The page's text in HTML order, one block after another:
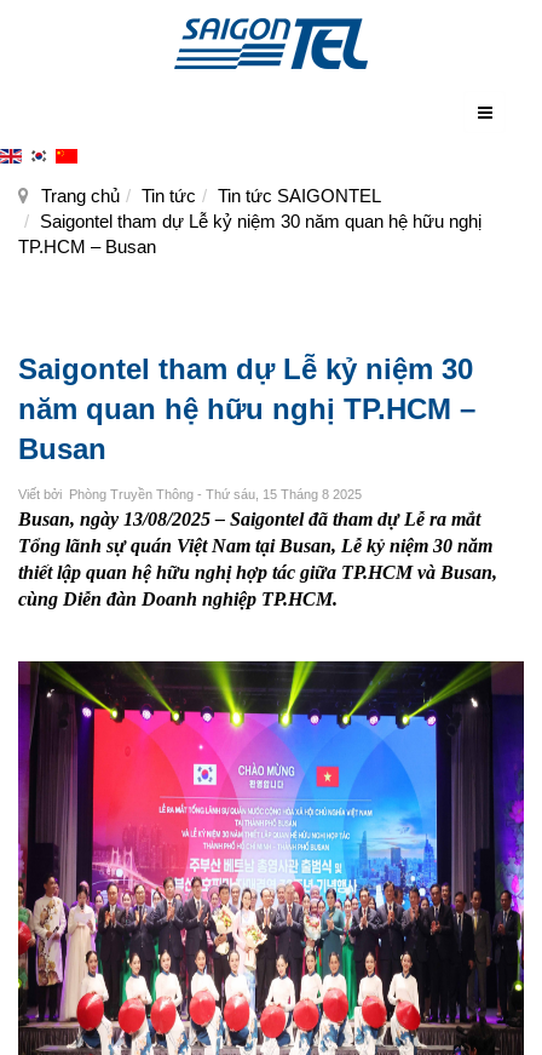
Trang chủ Tin tức
Tin tức SAIGONTEL
Saigontel tham dự Lễ kỷ niệm 30 năm quan hệ hữu nghị
TP.HCM – Busan
Saigontel tham dự Lễ kỷ niệm 30
năm quan hệ hữu nghị TP.HCM –
Busan
Viết bởi Phòng Truyền Thông - Thứ sáu, 15 Tháng 8 2025
Busan, ngày 13/08/2025 – Saigontel đã tham dự Lễ ra mắt
Tổng lãnh sự quán Việt Nam tại Busan, Lễ kỷ niệm 30 năm
thiết lập quan hệ hữu nghị hợp tác giữa TP.HCM và Busan,
cùng Diễn đàn Doanh nghiệp TP.HCM.